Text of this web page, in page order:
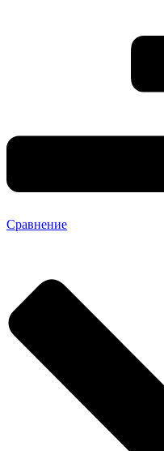
Сравнение